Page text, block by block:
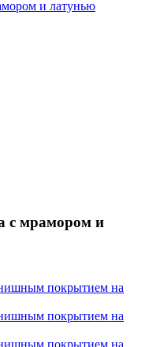
с мрамором и